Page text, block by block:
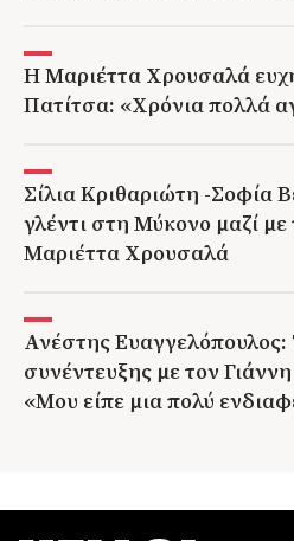
Η Μαριέττα Χρουσαλά
Πατίτσα: «Χρόνια πολλά
Σίλια Κριθαριώτη -Σοφία
γλέντι στη Μύκονο μαζί
Μαριέττα Χρουσαλά
Ανέστης
συνέντευξης με τον
«Μου είπε μια πολύ